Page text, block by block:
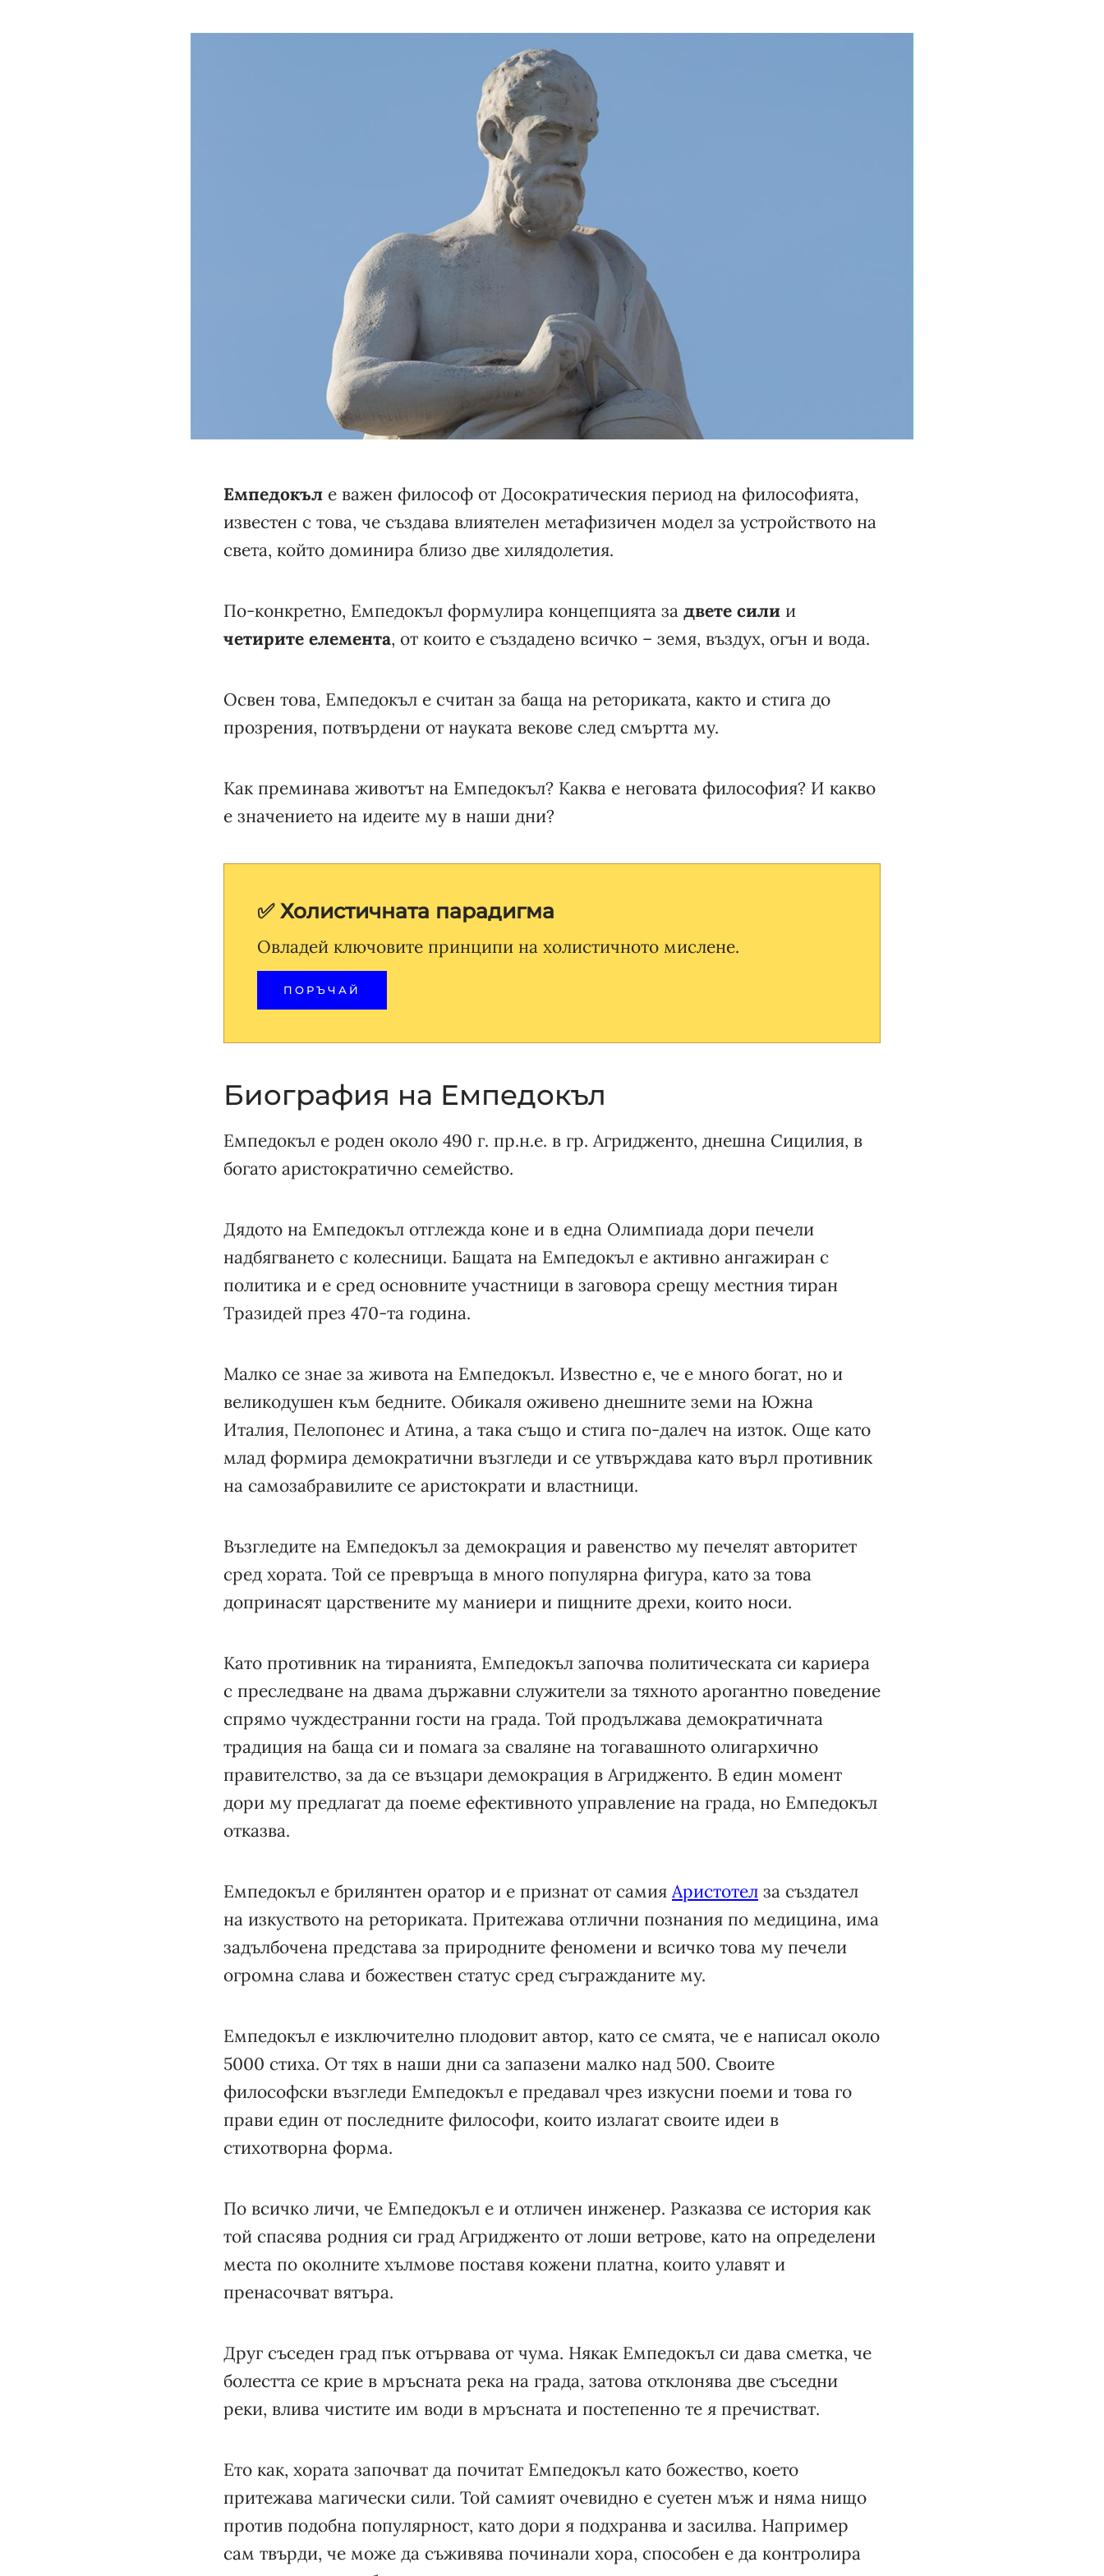
Емпедокъл е важен философ от Досократическия период на философията,
известен с това, че създава влиятелен метафизичен модел за устройството на
света, който доминира близо две хилядолетия.
По-конкретно, Емпедокъл формулира концепцията за двете сили и
четирите елемента, от които е създадено всичко – земя, въздух, огън и вода.
Освен това, Емпедокъл е считан за баща на реториката, както и стига до
прозрения, потвърдени от науката векове след смъртта му.
Как преминава животът на Емпедокъл? Каква е неговата философия? И какво
е значението на идеите му в наши дни?
✅ Холистичната парадигма
Овладей ключовите принципи на холистичното мислене.
ПОРЪЧАЙ
Биография на Емпедокъл
Емпедокъл е роден около 490 г. пр.н.е. в гр. Агридженто, днешна Сицилия, в
богато аристократично семейство.
Дядото на Емпедокъл отглежда коне и в една Олимпиада дори печели
надбягването с колесници. Бащата на Емпедокъл е активно ангажиран с
политика и е сред основните участници в заговора срещу местния тиран
Тразидей през 470-та година.
Малко се знае за живота на Емпедокъл. Известно е, че е много богат, но и
великодушен към бедните. Обикаля оживено днешните земи на Южна
Италия, Пелопонес и Атина, а така също и стига по-далеч на изток. Още като
млад формира демократични възгледи и се утвърждава като върл противник
на самозабравилите се аристократи и властници.
Възгледите на Емпедокъл за демокрация и равенство му печелят авторитет
сред хората. Той се превръща в много популярна фигура, като за това
допринасят царствените му маниери и пищните дрехи, които носи.
Като противник на тиранията, Емпедокъл започва политическата си кариера
с преследване на двама държавни служители за тяхното арогантно поведение
спрямо чуждестранни гости на града. Той продължава демократичната
традиция на баща си и помага за сваляне на тогавашното олигархично
правителство, за да се възцари демокрация в Агридженто. В един момент
дори му предлагат да поеме ефективното управление на града, но Емпедокъл
отказва.
Емпедокъл е брилянтен оратор и е признат от самия Аристотел за създател
на изкуството на реториката. Притежава отлични познания по медицина, има
задълбочена представа за природните феномени и всичко това му печели
огромна слава и божествен статус сред съгражданите му.
Емпедокъл е изключително плодовит автор, като се смята, че е написал около
5000 стиха. От тях в наши дни са запазени малко над 500. Своите
философски възгледи Емпедокъл е предавал чрез изкусни поеми и това го
прави един от последните философи, които излагат своите идеи в
стихотворна форма.
По всичко личи, че Емпедокъл е и отличен инженер. Разказва се история как
той спасява родния си град Агридженто от лоши ветрове, като на определени
места по околните хълмове поставя кожени платна, които улавят и
пренасочват вятъра.
Друг съседен град пък отървава от чума. Някак Емпедокъл си дава сметка, че
болестта се крие в мръсната река на града, затова отклонява две съседни
реки, влива чистите им води в мръсната и постепенно те я пречистват.
Ето как, хората започват да почитат Емпедокъл като божество, което
притежава магически сили. Той самият очевидно е суетен мъж и няма нищо
против подобна популярност, като дори я подхранва и засилва. Например
сам твърди, че може да съживява починали хора, способен е да контролира